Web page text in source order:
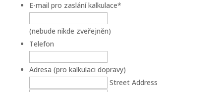
E-mail pro zaslání kalkulace*
(nebude nikde zveřejněn)
Telefon
Adresa (pro kalkulaci dopravy)
Street Address